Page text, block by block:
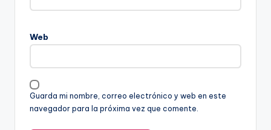
Web
Guarda mi nombre, correo electrónico y web en este
navegador para la próxima vez que comente.